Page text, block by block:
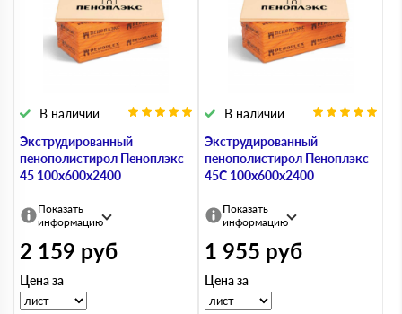
Экструдированный
пенополистирол Пеноплэкс
45 100х600х2400
В наличии
Показать
информацию
2 159 руб
Цена за
Экструдированный
пенополистирол Пеноплэкс
45С 100х600х2400
В наличии
Показать
информацию
1 955 руб
Цена за